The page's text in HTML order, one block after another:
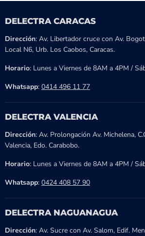
DELECTRA CARACAS
Dirección: Av. Libertador cruce con Av.
Local N6, Urb. Los Caobos, Caracas.
Horario: Lunes a Viernes de 8AM a 4PM /
Whatsapp: 0414 496 11 77
DELECTRA VALENCIA
Dirección: Av. Prolongación Av. Michelena,
Valencia, Edo. Carabobo.
Horario: Lunes a Viernes de 8AM a 4PM /
Whatsapp: 0424 408 57 90
DELECTRA NAGUANAGUA
Dirección: Av. Sucre con Av. Salom, Edif.